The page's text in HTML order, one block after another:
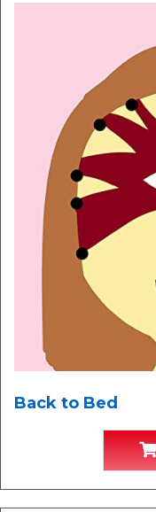
Back to Bed